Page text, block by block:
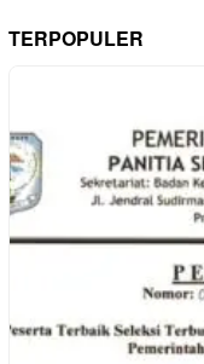
TERPOPULER